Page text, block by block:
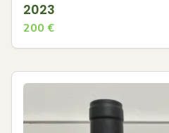
2023
200 €